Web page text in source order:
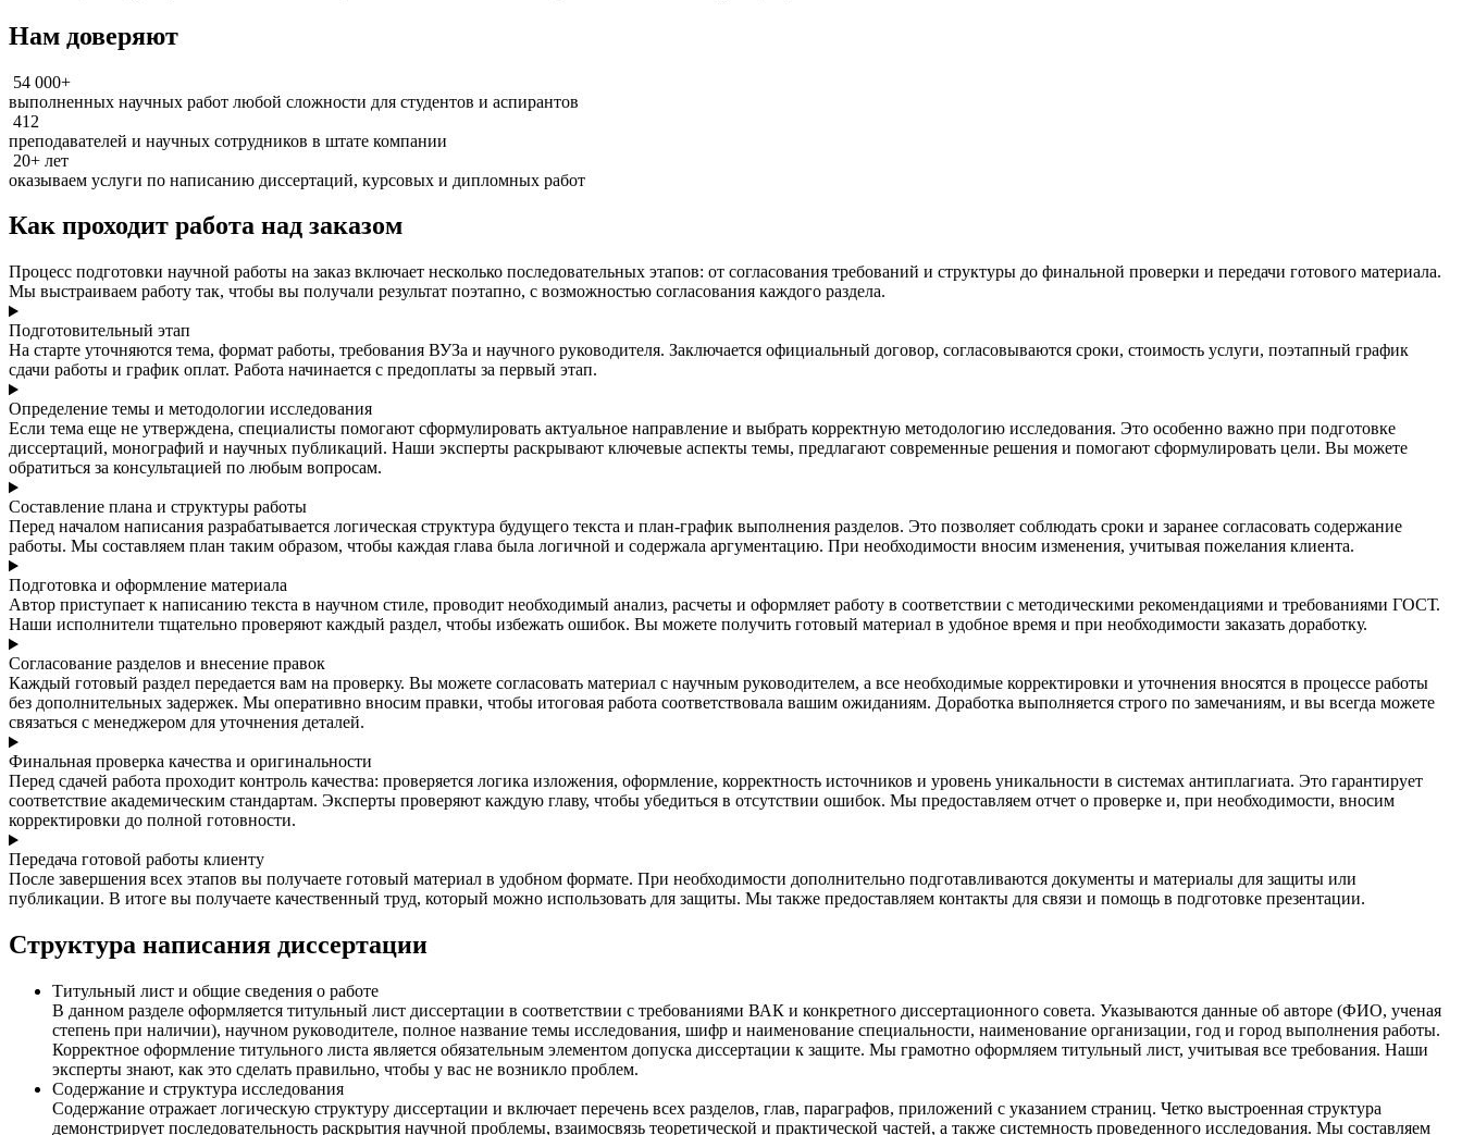
Нам доверяют
54 000+
выполненных научных работ любой сложности для студентов и аспирантов
412
преподавателей и научных сотрудников в штате компании
20+ лет
оказываем услуги по написанию диссертаций, курсовых и дипломных работ
Как проходит работа над заказом
Процесс подготовки научной работы на заказ включает несколько последовательных этапов: от согласования требований и структуры до финальной проверки и передачи готового материала.
Мы выстраиваем работу так, чтобы вы получали результат поэтапно, с возможностью согласования каждого раздела.
Подготовительный этап
На старте уточняются тема, формат работы, требования ВУЗа и научного руководителя. Заключается официальный договор, согласовываются сроки, стоимость услуги, поэтапный график
сдачи работы и график оплат. Работа начинается с предоплаты за первый этап.
Определение темы и методологии исследования
Если тема еще не утверждена, специалисты помогают сформулировать актуальное направление и выбрать корректную методологию исследования. Это особенно важно при подготовке
диссертаций, монографий и научных публикаций. Наши эксперты раскрывают ключевые аспекты темы, предлагают современные решения и помогают сформулировать цели. Вы можете
обратиться за консультацией по любым вопросам.
Составление плана и структуры работы
Перед началом написания разрабатывается логическая структура будущего текста и план-график выполнения разделов. Это позволяет соблюдать сроки и заранее согласовать содержание
работы. Мы составляем план таким образом, чтобы каждая глава была логичной и содержала аргументацию. При необходимости вносим изменения, учитывая пожелания клиента.
Подготовка и оформление материала
Автор приступает к написанию текста в научном стиле, проводит необходимый анализ, расчеты и оформляет работу в соответствии с методическими рекомендациями и требованиями ГОСТ.
Наши исполнители тщательно проверяют каждый раздел, чтобы избежать ошибок. Вы можете получить готовый материал в удобное время и при необходимости заказать доработку.
Согласование разделов и внесение правок
Каждый готовый раздел передается вам на проверку. Вы можете согласовать материал с научным руководителем, а все необходимые корректировки и уточнения вносятся в процессе работы
без дополнительных задержек. Мы оперативно вносим правки, чтобы итоговая работа соответствовала вашим ожиданиям. Доработка выполняется строго по замечаниям, и вы всегда можете
связаться с менеджером для уточнения деталей.
Финальная проверка качества и оригинальности
Перед сдачей работа проходит контроль качества: проверяется логика изложения, оформление, корректность источников и уровень уникальности в системах антиплагиата. Это гарантирует
соответствие академическим стандартам. Эксперты проверяют каждую главу, чтобы убедиться в отсутствии ошибок. Мы предоставляем отчет о проверке и, при необходимости, вносим
корректировки до полной готовности.
Передача готовой работы клиенту
После завершения всех этапов вы получаете готовый материал в удобном формате. При необходимости дополнительно подготавливаются документы и материалы для защиты или
публикации. В итоге вы получаете качественный труд, который можно использовать для защиты. Мы также предоставляем контакты для связи и помощь в подготовке презентации.
Структура написания диссертации
Титульный лист и общие сведения о работе
В данном разделе оформляется титульный лист диссертации в соответствии с требованиями ВАК и конкретного диссертационного совета. Указываются данные об авторе (ФИО, ученая
степень при наличии), научном руководителе, полное название темы исследования, шифр и наименование специальности, наименование организации, год и город выполнения работы.
Корректное оформление титульного листа является обязательным элементом допуска диссертации к защите. Мы грамотно оформляем титульный лист, учитывая все требования. Наши
эксперты знают, как это сделать правильно, чтобы у вас не возникло проблем.
Содержание и структура исследования
Содержание отражает логическую структуру диссертации и включает перечень всех разделов, глав, параграфов, приложений с указанием страниц. Четко выстроенная структура
демонстрирует последовательность раскрытия научной проблемы, взаимосвязь теоретической и практической частей, а также системность проведенного исследования. Мы составляем